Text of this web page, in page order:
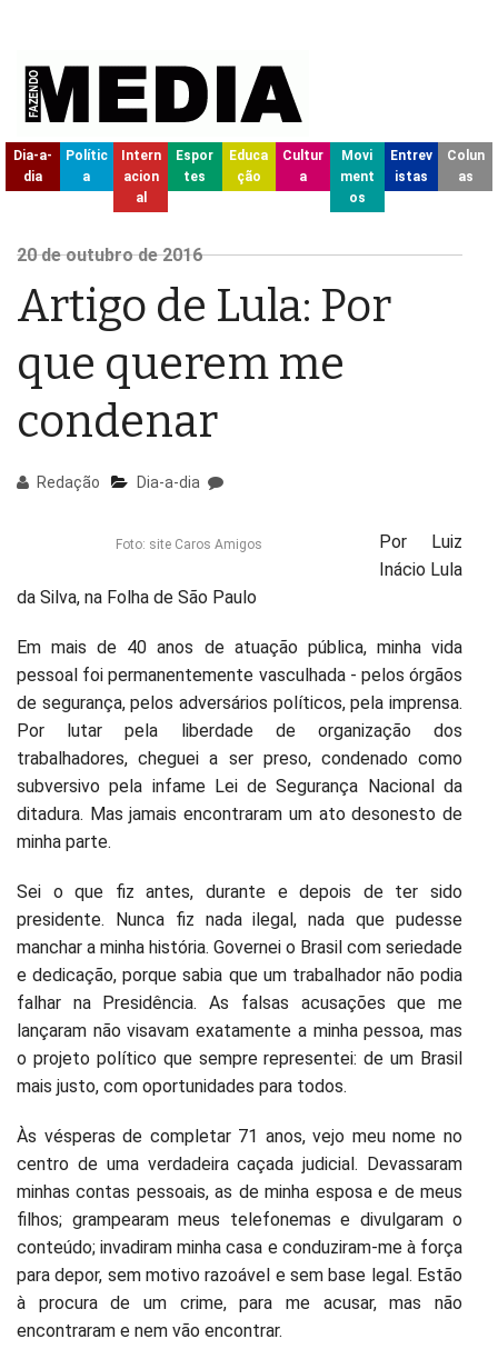
Dia-a-
dia
Polític
a
Intern
acion
al
Espor
tes
Educa
ção
Cultur
a
Movi
ment
os
Entrev
istas
Colun
as
20de outubro de2016
Artigo de Lula: Por
que querem me
condenar
Redação Dia-a-dia
Foto: site Caros Amigos
Por Luiz
Inácio Lula
da Silva, na Folha de São Paulo
Em mais de 40 anos de atuação pública, minha vida
pessoal foi permanentemente vasculhada - pelos órgãos
de segurança, pelos adversários políticos, pela imprensa.
Por lutar pela liberdade de organização dos
trabalhadores, cheguei a ser preso, condenado como
subversivo pela infame Lei de Segurança Nacional da
ditadura. Mas jamais encontraram um ato desonesto de
minha parte.
Sei o que fiz antes, durante e depois de ter sido
presidente. Nunca fiz nada ilegal, nada que pudesse
manchar a minha história. Governei o Brasil com seriedade
e dedicação, porque sabia que um trabalhador não podia
falhar na Presidência. As falsas acusações que me
lançaram não visavam exatamente a minha pessoa, mas
o projeto político que sempre representei: de um Brasil
mais justo, com oportunidades para todos.
Às vésperas de completar 71 anos, vejo meu nome no
centro de uma verdadeira caçada judicial. Devassaram
minhas contas pessoais, as de minha esposa e de meus
filhos; grampearam meus telefonemas e divulgaram o
conteúdo; invadiram minha casa e conduziram-me à força
para depor, sem motivo razoável e sem base legal. Estão
à procura de um crime, para me acusar, mas não
encontraram e nem vão encontrar.